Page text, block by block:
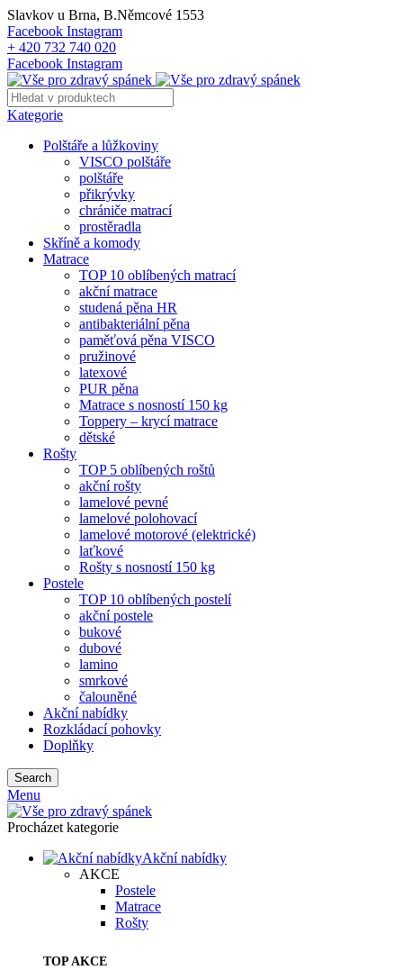
Slavkov u Brna, B.Němcové 1553
Facebook Instagram
+ 420 732 740 020
Facebook Instagram
Kategorie
Polštáře a lůžkoviny
VISCO polštáře
polštáře
přikrývky
chrániče matrací
prostěradla
Skříně a komody
Matrace
TOP 10 oblíbených matrací
akční matrace
studená pěna HR
antibakteriální pěna
paměťová pěna VISCO
pružinové
latexové
PUR pěna
Matrace s nosností 150 kg
Toppery – krycí matrace
dětské
Rošty
TOP 5 oblíbených roštů
akční rošty
lamelové pevné
lamelové polohovací
lamelové motorové (elektrické)
laťkové
Rošty s nosností 150 kg
Postele
TOP 10 oblíbených postelí
akční postele
bukové
dubové
lamino
smrkové
čalouněné
Akční nabídky
Rozkládací pohovky
Doplňky
Search
Menu
Procházet kategorie
Akční nabídky
AKCE
Postele
Matrace
Rošty
TOP AKCE